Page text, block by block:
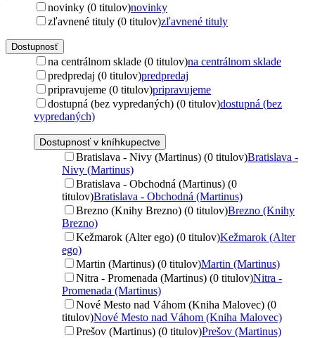
novinky (0 titulov)novinky
zľavnené tituly (0 titulov)zľavnené tituly
Dostupnosť
na centrálnom sklade (0 titulov)na centrálnom sklade
predpredaj (0 titulov)predpredaj
pripravujeme (0 titulov)pripravujeme
dostupná (bez vypredaných) (0 titulov)dostupná (bez
vypredaných)
Dostupnosť v kníhkupectve
Bratislava - Nivy (Martinus) (0 titulov)Bratislava -
Nivy (Martinus)
Bratislava - Obchodná (Martinus) (0
titulov)Bratislava - Obchodná (Martinus)
Brezno (Knihy Brezno) (0 titulov)Brezno (Knihy
Brezno)
Kežmarok (Alter ego) (0 titulov)Kežmarok (Alter
ego)
Martin (Martinus) (0 titulov)Martin (Martinus)
Nitra - Promenada (Martinus) (0 titulov)Nitra -
Promenada (Martinus)
Nové Mesto nad Váhom (Kniha Malovec) (0
titulov)Nové Mesto nad Váhom (Kniha Malovec)
Prešov (Martinus) (0 titulov)Prešov (Martinus)